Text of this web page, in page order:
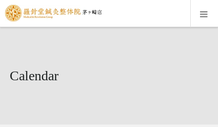
Calendar